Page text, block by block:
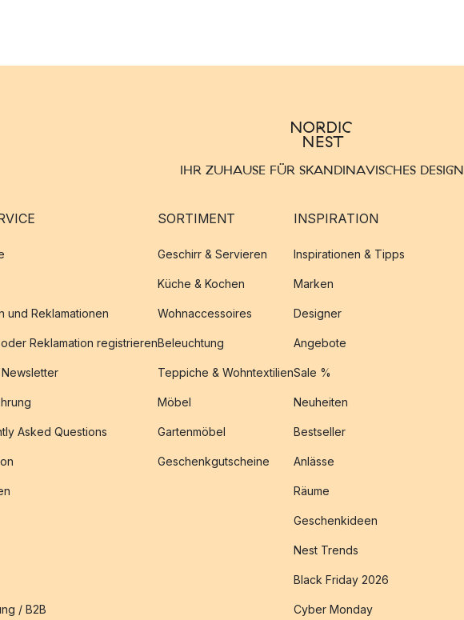
IHR ZUHAUSE FÜR SKANDINAVISCHES DESIGN
und Reklamationen
Reklamation registrieren
Asked Questions
/ B2B
SORTIMENT
Geschirr & Servieren
Küche & Kochen
Wohnaccessoires
Beleuchtung
Teppiche & Wohntextilien
Möbel
Gartenmöbel
Geschenkgutscheine
INSPIRATION
Inspirationen & Tipps
Marken
Designer
Angebote
Sale %
Neuheiten
Bestseller
Anlässe
Räume
Geschenkideen
Nest Trends
Black Friday 2026
Cyber Monday